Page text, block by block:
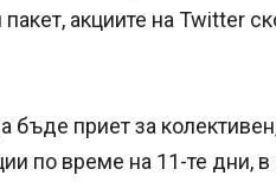
акциите на Twitter
приет за
по време на 11-те дни,